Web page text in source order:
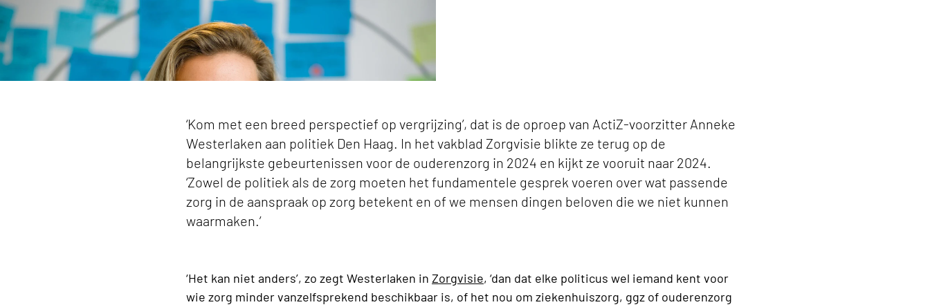
‘Kom met een breed perspectief op vergrijzing’, dat is de oproep van ActiZ-voorzitter Anneke
Westerlaken aan politiek Den Haag. In het vakblad Zorgvisie blikte ze terug op de
belangrijkste gebeurtenissen voor de ouderenzorg in 2024 en kijkt ze vooruit naar 2024.
‘Zowel de politiek als de zorg moeten het fundamentele gesprek voeren over wat passende
zorg in de aanspraak op zorg betekent en of we mensen dingen beloven die we niet kunnen
waarmaken.’
‘Het kan niet anders’, zo zegt Westerlaken in Zorgvisie, ‘dan dat elke politicus wel iemand kent voor
wie zorg minder vanzelfsprekend beschikbaar is, of het nou om ziekenhuiszorg, ggz of ouderenzorg